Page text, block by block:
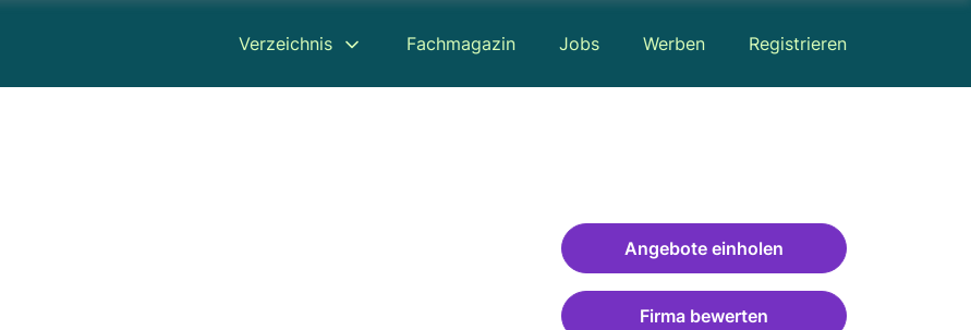
Verzeichnis Fachmagazin Jobs Werben Registrieren
Angebote einholen
Firma bewerten